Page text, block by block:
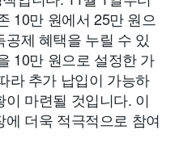
10만 원에서 25만 원으
제 혜택을 누릴 수 있
10만 원으로 설정한 가
라 추가 납입이 가능하
마련될 것입니다. 이
더욱 적극적으로 참여